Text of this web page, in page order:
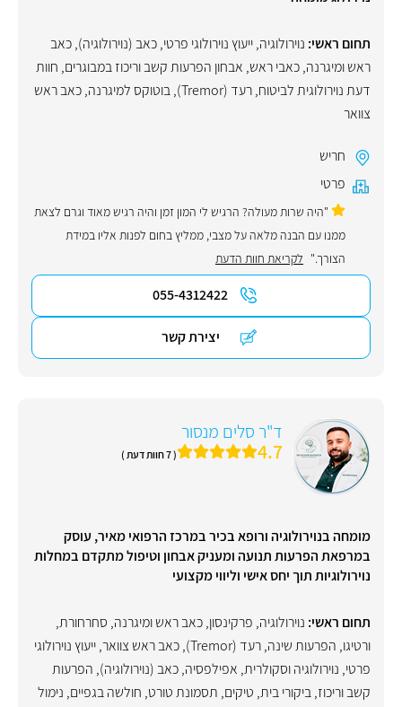
תחום ראשי: נוירולוגיה,ייעוץ נוירולוגי פרטי,כאב (נוירולוגיה),כאב
ראש ומיגרנה,כאבי ראש, אבחון הפרעות קשב וריכוז במבוגרים, חוות
דעת נוירולוגית לביטוח,רעד (Tremor) ,בוטוקס למיגרנה,כאב ראש
צוואר
חריש
פרטי
"היה שרות מעולה? הרגיש לי המון זמן והיה רגיש מאוד וגרם לצאת
ממנו עם הבנה מלאה על מצבי, ממליץ בחום לפנות אליו במידת
הצורך." לקריאת חוות הדעת
055-4312422
יצירת קשר
ד"ר סלים מנסור
4.7 ( 7 חוות דעת )
מומחה בנוירולוגיה ורופא בכיר במרכז הרפואי מאיר, עוסק
במרפאת הפרעות תנועה ומעניק אבחון וטיפול מתקדם במחלות
נוירולוגיות תוך יחס אישי וליווי מקצועי
תחום ראשי: נוירולוגיה, פרקינסון,כאב ראש ומיגרנה, סחרחורת,
ורטיגו, הפרעות שינה,רעד (Tremor) ,כאב ראש צוואר,ייעוץ נוירולוגי
פרטי, נוירולוגיה וסקולרית, אפילפסיה,כאב (נוירולוגיה), הפרעות
קשב וריכוז,ביקורי בית, טיקים, תסמונת טורט, חולשה בגפיים, נימול